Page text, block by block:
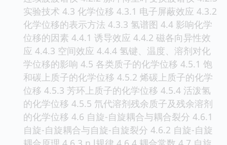
实验技术 4.3 化学位移 4.3.1 电子屏蔽效应 4.3.2
化学位移的表示方法 4.3.3 氢谱图 4.4 影响化学
位移的因素 4.4.1 诱导效应 4.4.2 磁各向异性效
应 4.4.3 空间效应 4.4.4 氢键、温度、溶剂对化
学位移的影响 4.5 各类质子的化学位移 4.5.1 饱
和碳上质子的化学位移 4.5.2 烯碳上质子的化学
位移 4.5.3 芳环上质子的化学位移 4.5.4 活泼氢
的化学位移 4.5.5 氘代溶剂残余质子及残余溶剂
的化学位移 4.6 自旋-自旋耦合与耦合裂分 4.6.1
自旋-自旋耦合与自旋-自旋裂分 4.6.2 自旋-自旋